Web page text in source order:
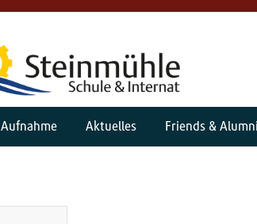
Aufnahme Aktuelles Friends & Alumni